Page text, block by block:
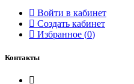
Войти в кабинет
Создать кабинет
Избранное (0)
Контакты